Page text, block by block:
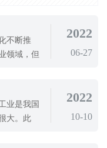
不断推
领域，但
、降雨
候现场监
危害
2022
06-27
业是我国
大。此
2022
10-10